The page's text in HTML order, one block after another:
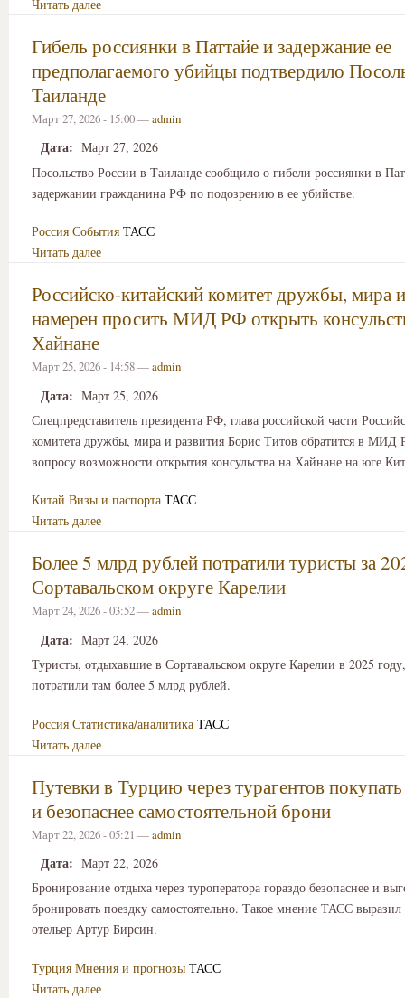
Читать далее
Гибель россиянки в Паттайе и задержание ее
предполагаемого убийцы подтвердило
Таиланде
Март 27, 2026 - 15:00 —admin
Дата: Март 27, 2026
Посольство России в Таиланде сообщило о гибели россиянки в
задержании гражданина РФ по подозрению в ее убийстве.
Россия События ТАСС
Читать далее
Российско-китайский комитет дружбы, мира
намерен просить МИД РФ открыть
Хайнане
Март 25, 2026 - 14:58 —admin
Дата: Март 25, 2026
Спецпредставитель президента РФ, глава российской части
комитета дружбы, мира и развития Борис Титов обратится в МИД
вопросу возможности открытия консульства на Хайнане на юге
Китай Визы и паспорта ТАСС
Читать далее
Более 5 млрд рублей потратили туристы за
Сортавальском округе Карелии
Март 24, 2026 - 03:52 —admin
Дата: Март 24, 2026
Туристы, отдыхавшие в Сортавальском округе Карелии в 2025
потратили там более 5 млрд рублей.
Россия Статистика/аналитика ТАСС
Читать далее
Путевки в Турцию через турагентов
и безопаснее самостоятельной брони
Март 22, 2026 - 05:21 —admin
Дата: Март 22, 2026
Бронирование отдыха через туроператора гораздо безопаснее и
бронировать поездку самостоятельно. Такое мнение ТАСС
отельер Артур Бирсин.
Турция Мнения и прогнозы ТАСС
Читать далее